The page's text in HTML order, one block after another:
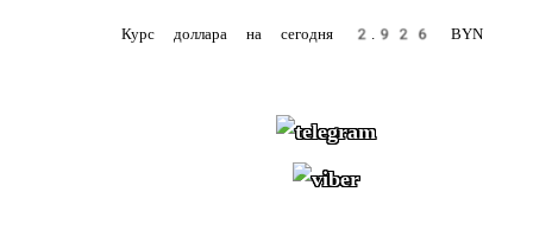
Курс доллара на сегодня 2.926 BYN